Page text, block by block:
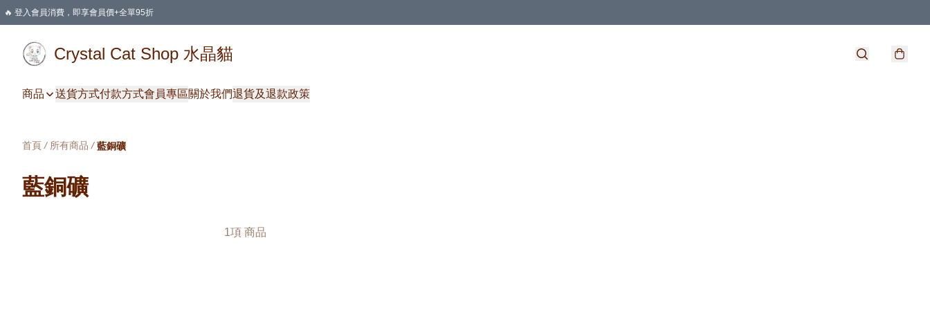
🔥 登入會員消費，即享會員價+全單95折
Crystal Cat Shop 水晶貓
商品 送貨方式付款方式會員專區關於我們退貨及退款政策
首頁 / 所有商品 / 藍銅礦
藍銅礦
1項 商品